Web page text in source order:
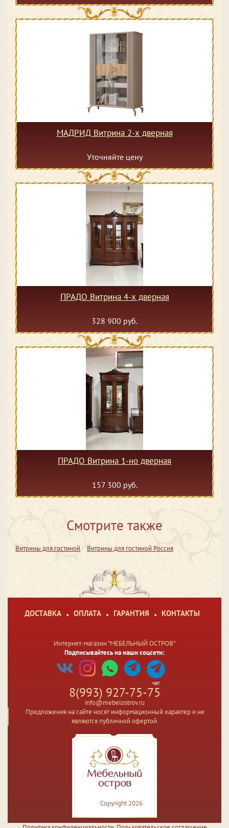
МАДРИД Витрина 2-х дверная
Уточняйте цену
ПРАДО Витрина 4-х дверная
328 900 руб.
ПРАДО Витрина 1-но дверная
157 300 руб.
Смотрите также
Витрины для гостиной Витрины для гостиной Россия
ДОСТАВКА ОПЛАТА ГАРАНТИЯ КОНТАКТЫ
Интернет-магазин "МЕБЕЛЬНЫЙ ОСТРОВ"
Подписывайтесь на наши соцсети:
чат
8(993) 927-75-75
info@mebelostrov.ru
Предложения на сайте носят информационный характер и не
являются публичной офертой.
Copyright 2026